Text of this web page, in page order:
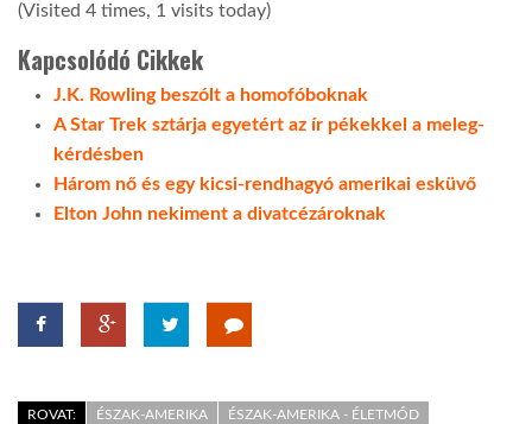
(Visited 4 times, 1 visits today)
Kapcsolódó Cikkek
J.K. Rowling beszólt a homofóboknak
A Star Trek sztárja egyetért az ír pékekkel a meleg-
kérdésben
Három nő és egy kicsi-rendhagyó amerikai esküvő
Elton John nekiment a divatcézároknak
ROVAT: ÉSZAK-AMERIKA
ÉSZAK-AMERIKA - ÉLETMÓD